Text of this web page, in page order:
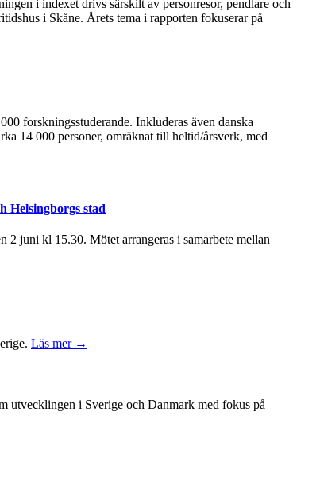
i indexet drivs särskilt av personresor, pendlare och
i Skåne. Årets tema i rapporten fokuserar på
forskningsstuderande. Inkluderas även danska
14 000 personer, omräknat till heltid/årsverk, med
Helsingborgs stad
juni kl 15.30. Mötet arrangeras i samarbete mellan
Läs mer →
utvecklingen i Sverige och Danmark med fokus på